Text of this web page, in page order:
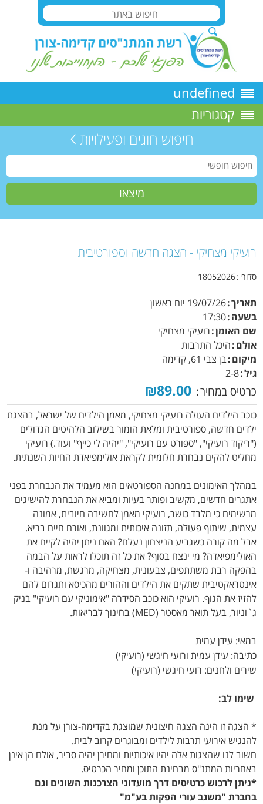
undefined
קטגוריות
חיפוש חוגים ופעילויות
רועיקי מצחיקי - הצגה חדשה וספורטיבית
סדורי 18052026
תאריך 19/07/26 יום ראשון
בשעה 17:30
שם האומן רועיקי מצחיקי
אולם היכל התרבות
מיקום בן צבי 61, קדימה
גיל 2-8
כרטיס במחיר ₪89.00
כוכב הילדים העולה רועיקי מצחיקי, מאמן הילדים של ישראל, בהצגת
ילדים חדשה, ספורטיבית ומלאת הומור בשילוב הלהיטים הגדולים
("ריקוד רועיקי", "ספורט עם רועיקי", "יהיה לי כייף" ועוד.) רועיקי
מחליט להקים נבחרת חלומית לקראת אולימפיאדת החיות השנתית.
במהלך האימונים במחנה הספורטאים הוא מעמיד את הנבחרת בפני
אתגרים חדשים, מקשיב ופותר בעיות ומביא את הנבחרת להישיגים
מרשימים כי מלבד כושר, רועיקי מאמן לחשיבה חיובית, אמונה
עצמית, שיתוף פעולה, תזונה איכותית ומגוונת, ואורח חיים בריא.
אבל מה קורה כשגביע הניצחון נעלם? האם ניתן יהיה לקיים את
האולימפיאדה? מי ינצח בסוף? את כל זה תוכלו לראות על הבמה
בהפקה רבת משתתפים, צבעונית, מצחיקה, מרגשת, מרהיבה ו-
אינטראקטיבית שתקים את הילדים וההורים מהכיסא ותגרום להם
להזיז את הגוף. רועיקי הוא כוכב הסידרה "אימוניקי עם רועיקי" בניק
ג`וניור, בעל תואר מאסטר (MED) בחינוך לבריאות.
במאי: עידן עמית
כתיבה: עידן עמית ורועי חיגשי (רועיקי)
שירים ולחנים: רועי חיגשי (רועיקי)
שימו לב:
* הצגה זו הינה הצגה חיצונית שמוצגת בקדימה-צורן על מנת
להנגיש אירועי תרבות לילדים ומבוגרים קרוב לבית.
חשוב לנו שהצגות אלה יהיו איכותיות ומחירן יהיה סביר, אולם הן אינן
באחריות המתנ"ס מבחינת התוכן ומחיר הכרטיס.
*ניתן לרכוש כרטיסים דרך מועדוני הצרכנות השונים וגם
בחברת "משגב עורי הפקות בע"מ"